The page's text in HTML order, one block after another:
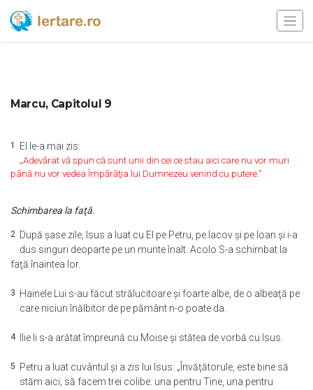
Marcu, Capitolul 9
1 El le-a mai zis:
„Adevărat vă spun că sunt unii din cei ce stau aici care nu vor muri
până nu vor vedea Împărăţia lui Dumnezeu venind cu putere.”
Schimbarea la faţă.
2 După şase zile, Isus a luat cu El pe Petru, pe Iacov şi pe Ioan şi i-a
dus singuri deoparte pe un munte înalt. Acolo S-a schimbat la
faţă înaintea lor.
3 Hainele Lui s-au făcut strălucitoare şi foarte albe, de o albeaţă pe
care niciun înălbitor de pe pământ n-o poate da.
4 Ilie li s-a arătat împreună cu Moise şi stătea de vorbă cu Isus.
5 Petru a luat cuvântul şi a zis lui Isus: „Învăţătorule, este bine să
stăm aici; să facem trei colibe: una pentru Tine, una pentru